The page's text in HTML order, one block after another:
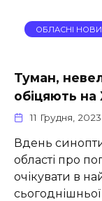
ОБЛАСНІ
Туман,
обіцяють на
11 Грудня, 2023
Вдень
області про
очікувати в